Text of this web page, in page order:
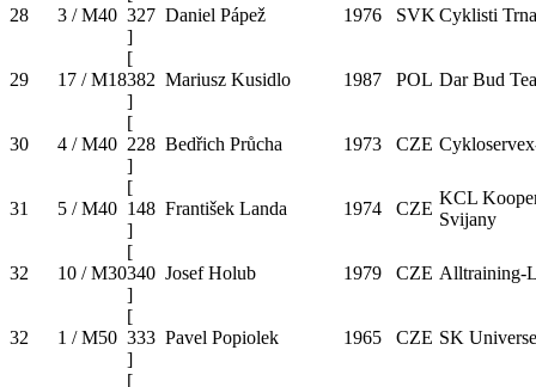
28 3 / M40 327
]
Daniel Pápež 1976 SVK Cyklisti
29 17 / M18
[
382
]
Mariusz Kusidlo 1987 POL Dar Bud
30 4 / M40
[
228
]
Bedřich Průcha 1973 CZE
31 5 / M40
[
148
]
František Landa 1974 CZE
KCL
Svijany
32 10 / M30
[
340
]
Josef Holub 1979 CZE Alltraining-
32 1 / M50
[
333
]
Pavel Popiolek 1965 CZE SK Universe
[